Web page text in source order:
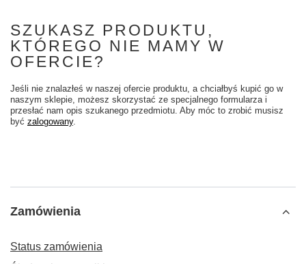
SZUKASZ PRODUKTU,
KTÓREGO NIE MAMY W
OFERCIE?
Jeśli nie znalazłeś w naszej ofercie produktu, a chciałbyś kupić go w
naszym sklepie, możesz skorzystać ze specjalnego formularza i
przesłać nam opis szukanego przedmiotu. Aby móc to zrobić musisz
być zalogowany.
Zamówienia
Status zamówienia